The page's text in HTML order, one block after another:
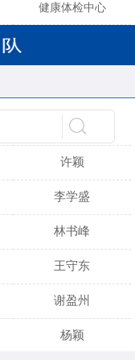
健康体检中心
吴晓桃
许颖
李学盛
林书峰
王守东
谢盈州
杨颖